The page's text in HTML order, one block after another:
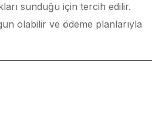
sunduğu için tercih edilir.
olabilir ve ödeme planlarıyla